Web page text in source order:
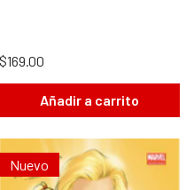
$169.00
Añadir a carrito
Nuevo